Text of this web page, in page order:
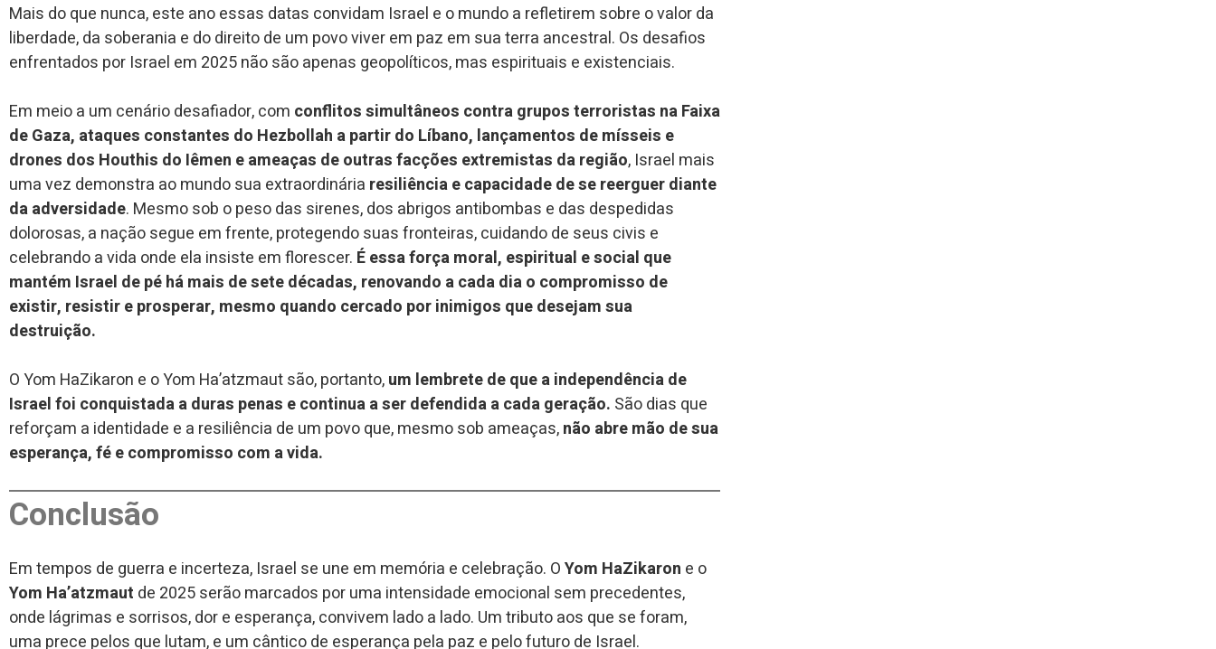
Mais do que nunca, este ano essas datas convidam Israel e o mundo a refletirem sobre o valor da
liberdade, da soberania e do direito de um povo viver em paz em sua terra ancestral. Os desafios
enfrentados por Israel em 2025 não são apenas geopolíticos, mas espirituais e existenciais.
Em meio a um cenário desafiador, com conflitos simultâneos contra grupos terroristas na Faixa
de Gaza, ataques constantes do Hezbollah a partir do Líbano, lançamentos de mísseis e
drones dos Houthis do Iêmen e ameaças de outras facções extremistas da região, Israel mais
uma vez demonstra ao mundo sua extraordinária resiliência e capacidade de se reerguer diante
da adversidade. Mesmo sob o peso das sirenes, dos abrigos antibombas e das despedidas
dolorosas, a nação segue em frente, protegendo suas fronteiras, cuidando de seus civis e
celebrando a vida onde ela insiste em florescer. É essa força moral, espiritual e social que
mantém Israel de pé há mais de sete décadas, renovando a cada dia o compromisso de
existir, resistir e prosperar, mesmo quando cercado por inimigos que desejam sua
destruição.
O Yom HaZikaron e o Yom Ha’atzmaut são, portanto,um lembrete de que a independência de
Israel foi conquistada a duras penas e continua a ser defendida a cada geração. São dias que
reforçam a identidade e a resiliência de um povo que, mesmo sob ameaças,não abre mão de sua
esperança, fé e compromisso com a vida.
Conclusão
Em tempos de guerra e incerteza, Israel se une em memória e celebração. OYom HaZikaron e o
Yom Ha’atzmaut de 2025 serão marcados por uma intensidade emocional sem precedentes,
onde lágrimas e sorrisos, dor e esperança, convivem lado a lado. Um tributo aos que se foram,
uma prece pelos que lutam, e um cântico de esperança pela paz e pelo futuro de Israel.